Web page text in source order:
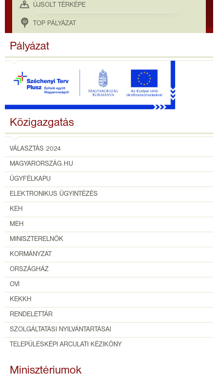
ÚJSOLT TÉRKÉPE
TOP PÁLYÁZAT
Pályázat
Közigazgatás
VÁLASZTÁS 2024
MAGYARORSZÁG.HU
ÜGYFÉLKAPU
ELEKTRONIKUS ÜGYINTÉZÉS
KEH
MEH
MINISZTERELNÖK
KORMÁNYZAT
ORSZÁGHÁZ
OVI
KEKKH
RENDELETTÁR
SZOLGÁLTATÁSI NYILVÁNTARTÁSAI
TELEPÜLÉSKÉPI ARCULATI KÉZIKÖNY
Minisztériumok